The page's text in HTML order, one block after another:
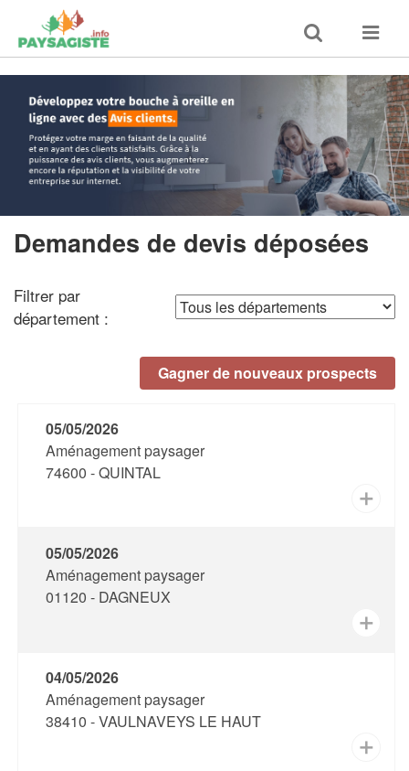
Toggle
search
Toggle
Accueil>Demandes de devis déposées
Demandes de devis déposées
Filtrer par
département :
Gagner de nouveaux prospects
05/05/2026
Aménagement paysager
74600 - QUINTAL
✕
05/05/2026
Aménagement paysager
01120 - DAGNEUX
✕
04/05/2026
Aménagement paysager
38410 - VAULNAVEYS LE HAUT
✕